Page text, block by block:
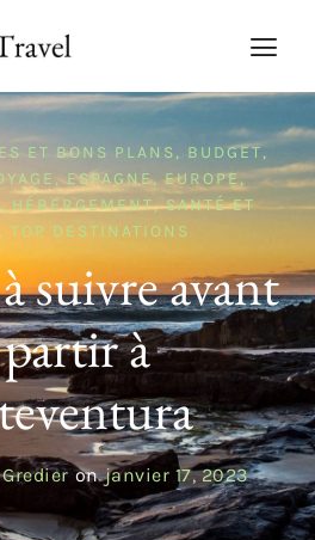
ET BONS PLANS, BUDGET,
,ESPAGNE,EUROPE,
,HÉBERGEMENT,SANTÉ ET
, TOP DESTINATIONS
suivre avant
à
on janvier 17, 2023